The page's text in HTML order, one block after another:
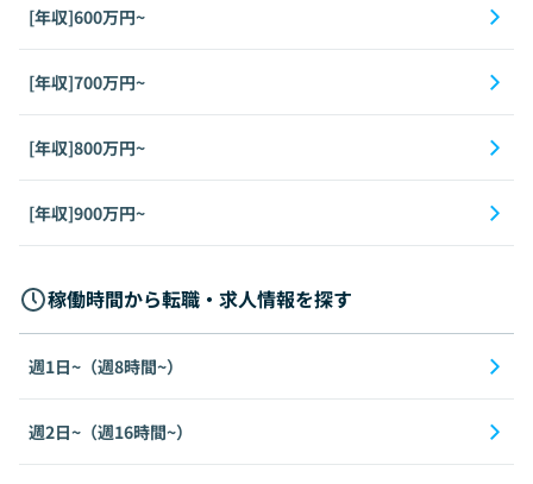
[年収]600万円~
[年収]700万円~
[年収]800万円~
[年収]900万円~
稼働時間から転職・求人情報を探す
週1日~（週8時間~）
週2日~（週16時間~）